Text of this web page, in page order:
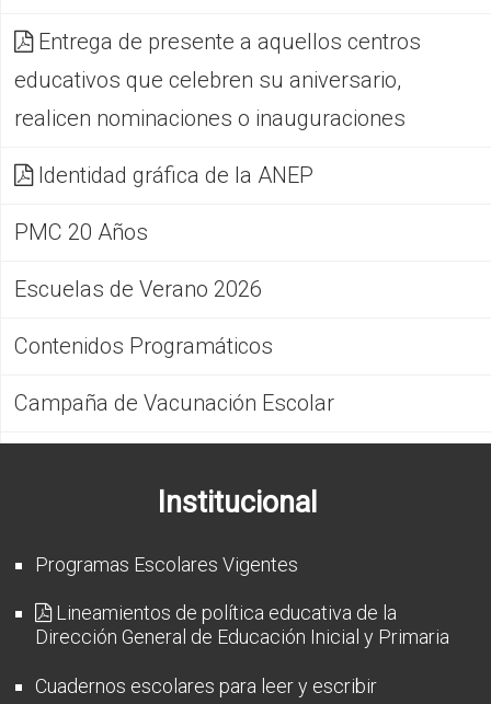
Entrega de presente a aquellos centros
educativos que celebren su aniversario,
realicen nominaciones o inauguraciones
Identidad gráfica de la ANEP
PMC 20 Años
Escuelas de Verano 2026
Contenidos Programáticos
Campaña de Vacunación Escolar
Institucional
Programas Escolares Vigentes
Lineamientos de política educativa de la
Dirección General de Educación Inicial y Primaria
Cuadernos escolares para leer y escribir